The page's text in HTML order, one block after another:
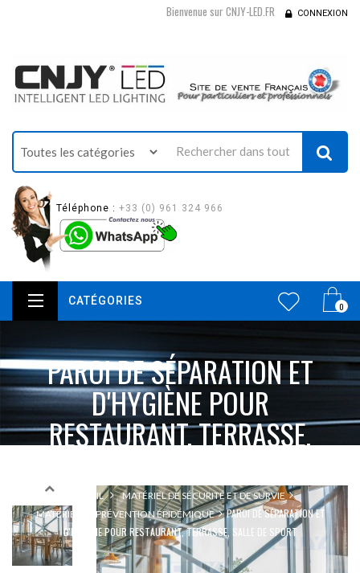
Bienvenue sur CNJY-LED.FR CONNEXION
Téléphone : +33 (0) 961 324 966
0
CATÉGORIES
PAROI DE SÉPARATION ET
D'HYGIÈNE POUR
RESTAURANT, TERRASSE,
ACCUEIL
MATÉRIEL DE SÉCURITÉ ET DE SURVIE
MATÉRIEL DE PRÉVENTION ÉPIDÉMIQUE
PAROI DE SÉPARATION ET
D'HYGIÈNE POUR RESTAURANT, TERRASSE, SALLE DE SPORT